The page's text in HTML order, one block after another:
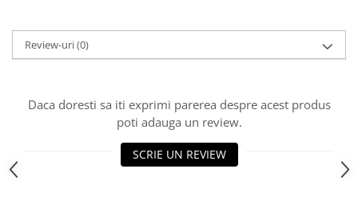
Placi Video
Memorii
Hard Disc-uri
Review-uri(0)
Daca doresti sa iti exprimi parerea despre acest produs
poti adauga un review.
SCRIE UN REVIEW